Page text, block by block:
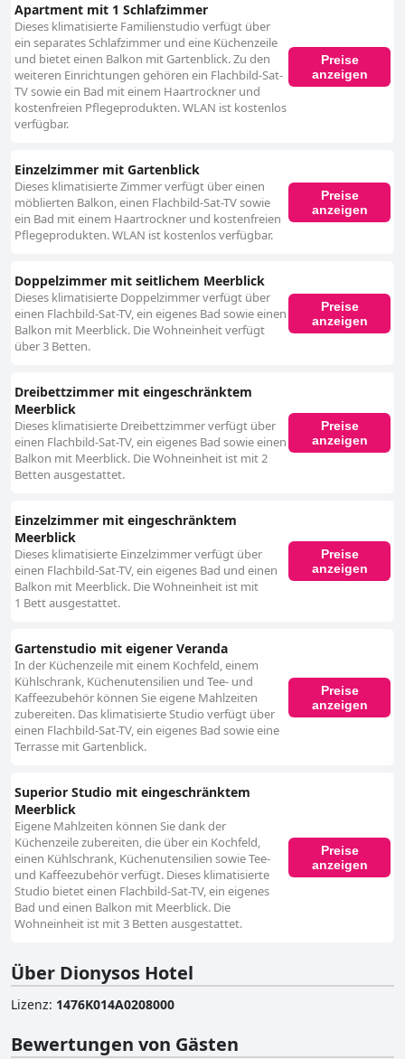
Apartment mit 1 Schlafzimmer
Dieses klimatisierte Familienstudio verfügt über
ein separates Schlafzimmer und eine Küchenzeile
und bietet einen Balkon mit Gartenblick. Zu den
weiteren Einrichtungen gehören ein Flachbild-Sat-
TV sowie ein Bad mit einem Haartrockner und
kostenfreien Pflegeprodukten. WLAN ist kostenlos
verfügbar.
Preise
anzeigen
Einzelzimmer mit Gartenblick
Dieses klimatisierte Zimmer verfügt über einen
möblierten Balkon, einen Flachbild-Sat-TV sowie
ein Bad mit einem Haartrockner und kostenfreien
Pflegeprodukten. WLAN ist kostenlos verfügbar.
Preise
anzeigen
Doppelzimmer mit seitlichem Meerblick
Dieses klimatisierte Doppelzimmer verfügt über
einen Flachbild-Sat-TV, ein eigenes Bad sowie einen
Balkon mit Meerblick. Die Wohneinheit verfügt
über 3 Betten.
Preise
anzeigen
Dreibettzimmer mit eingeschränktem
Meerblick
Dieses klimatisierte Dreibettzimmer verfügt über
einen Flachbild-Sat-TV, ein eigenes Bad sowie einen
Balkon mit Meerblick. Die Wohneinheit ist mit 2
Betten ausgestattet.
Preise
anzeigen
Einzelzimmer mit eingeschränktem
Meerblick
Dieses klimatisierte Einzelzimmer verfügt über
einen Flachbild-Sat-TV, ein eigenes Bad und einen
Balkon mit Meerblick. Die Wohneinheit ist mit
1 Bett ausgestattet.
Preise
anzeigen
Gartenstudio mit eigener Veranda
In der Küchenzeile mit einem Kochfeld, einem
Kühlschrank, Küchenutensilien und Tee- und
Kaffeezubehör können Sie eigene Mahlzeiten
zubereiten. Das klimatisierte Studio verfügt über
einen Flachbild-Sat-TV, ein eigenes Bad sowie eine
Terrasse mit Gartenblick.
Preise
anzeigen
Superior Studio mit eingeschränktem
Meerblick
Eigene Mahlzeiten können Sie dank der
Küchenzeile zubereiten, die über ein Kochfeld,
einen Kühlschrank, Küchenutensilien sowie Tee-
und Kaffeezubehör verfügt. Dieses klimatisierte
Studio bietet einen Flachbild-Sat-TV, ein eigenes
Bad und einen Balkon mit Meerblick. Die
Wohneinheit ist mit 3 Betten ausgestattet.
Preise
anzeigen
Über Dionysos Hotel
Lizenz: 1476K014A0208000
Bewertungen von Gästen